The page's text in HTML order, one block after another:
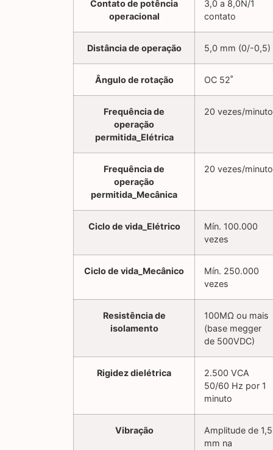
Contato de potência
operacional
3,0 a 8,0N/1
contato
Distância de operação 5,0 mm (0/-0,5)
Ângulo de rotação OC 52˚
Frequência de
operação
permitida_Elétrica
20 vezes/minuto
Frequência de
operação
permitida_Mecânica
20 vezes/minuto
Ciclo de vida_Elétrico
Mín. 100.000
vezes
Ciclo de vida_Mecânico
Mín. 250.000
vezes
Resistência de
isolamento
100MΩ ou mais
(base megger
de 500VDC)
Rigidez dielétrica
2.500 VCA
50/60 Hz por 1
minuto
Vibração
Amplitude de 1,5
mm na